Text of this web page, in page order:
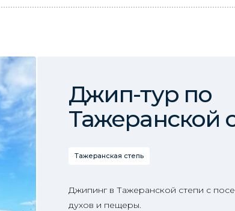
Джип-тур по
Тажеранской
Тажеранская степь
Джипинг в Тажеранской степи с
духов и пещеры.